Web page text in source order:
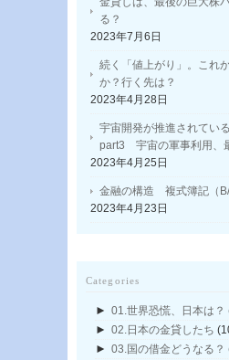
る？
2023年7月6日
続く「値上がり」。これ
か？行く先は？
2023年4月28日
宇宙開発が推進されてい
part3 宇宙の軍事利用、
2023年4月25日
金融の構造 複式簿記（
2023年4月23日
Categories
► 01.世界恐慌、日本は？
► 02.日本の金貸したち
► 03.国の借金どうなる？